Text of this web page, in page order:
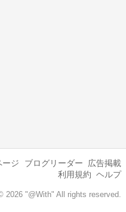
ージ ブログリーダー
広告掲載
利用規約 ヘルプ
2026 "@With" All rights reserved.